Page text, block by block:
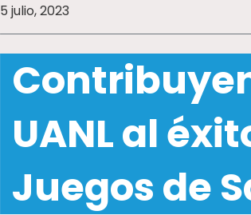
5 julio, 2023
UANL al
Juegos de